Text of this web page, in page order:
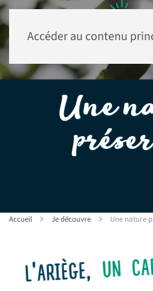
Accéder au contenu
Une
Accueil Je découvre Une nature
l'ariège,un